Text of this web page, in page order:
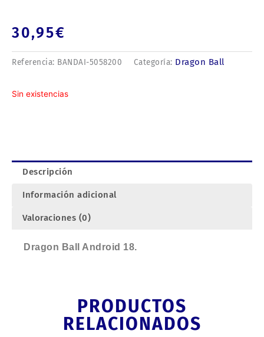
30,95€
Referencia: BANDAI-5058200 Categoría: Dragon Ball
Sin existencias
Descripción
Información adicional
Valoraciones (0)
Dragon Ball Android 18.
PRODUCTOS
RELACIONADOS